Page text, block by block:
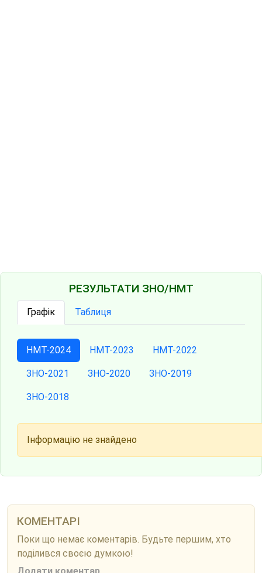
РЕЗУЛЬТАТИ ЗНО/НМТ
Графік Таблиця
НМТ-2024 НМТ-2023 НМТ-2022
ЗНО-2021 ЗНО-2020 ЗНО-2019
ЗНО-2018
Інформацію не знайдено
КОМЕНТАРІ
Поки що немає коментарів. Будьте першим, хто
поділився своєю думкою!
Додати коментар